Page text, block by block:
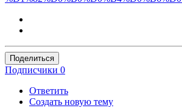
Поделиться
Подписчики 0
Ответить
Создать новую тему